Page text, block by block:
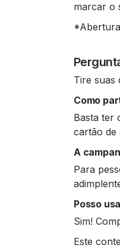
marcar o
Tire suas
Como
Basta ter
cartão de
A
Para
Posso
Sim!
Este